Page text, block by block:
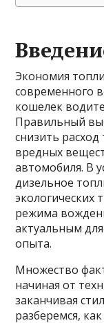
Экономия
современного
кошелек
Правильный
снизить
вредных
автомобиля. В
дизельное
экологических
режима
актуальным
опыта.
Множество
начиная от
заканчивая
разберемся,